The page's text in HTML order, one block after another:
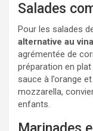
Salades
Pour les salades
alternative au
agrémentée de
préparation en
sauce à l’orange
mozzarella,
enfants.